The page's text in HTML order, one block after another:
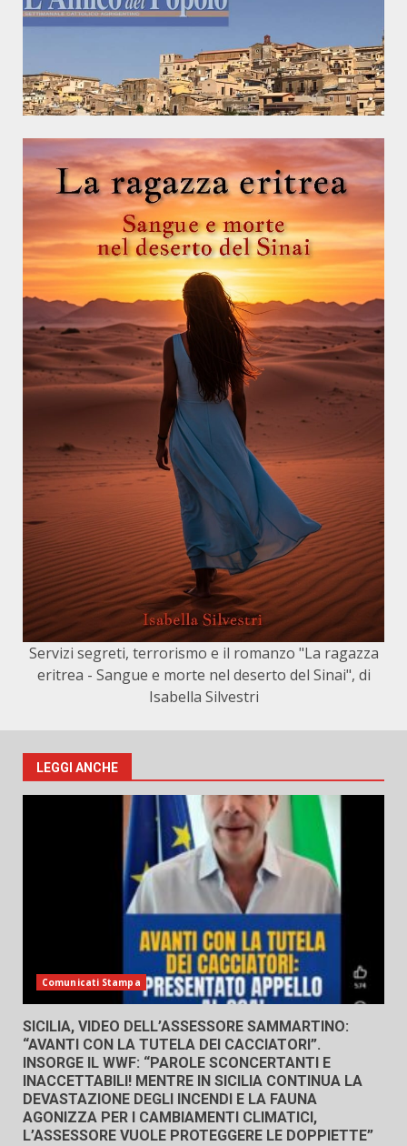
Servizi segreti, terrorismo e il romanzo "La ragazza
eritrea - Sangue e morte nel deserto del Sinai", di
Isabella Silvestri
LEGGI ANCHE
Comunicati Stampa
SICILIA, VIDEO DELL’ASSESSORE SAMMARTINO:
“AVANTI CON LA TUTELA DEI CACCIATORI”.
INSORGE IL WWF: “PAROLE SCONCERTANTI E
INACCETTABILI! MENTRE IN SICILIA CONTINUA LA
DEVASTAZIONE DEGLI INCENDI E LA FAUNA
AGONIZZA PER I CAMBIAMENTI CLIMATICI,
L’ASSESSORE VUOLE PROTEGGERE LE DOPPIETTE”